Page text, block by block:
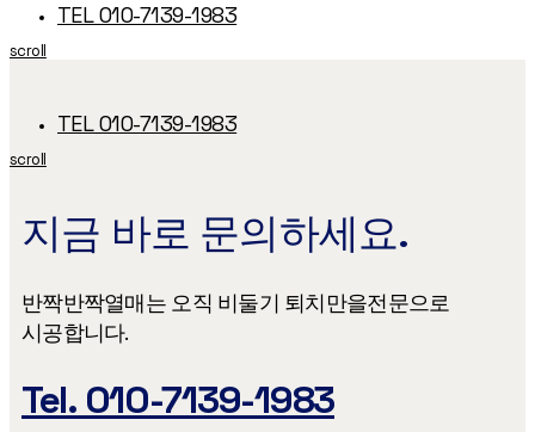
TEL 010-7139-1983
scroll
TEL 010-7139-1983
scroll
지금 바로 문의하세요.
반짝반짝열매는 오직 비둘기 퇴치만을​ 전문으로
시공합니다.
Tel. 010-7139-1983